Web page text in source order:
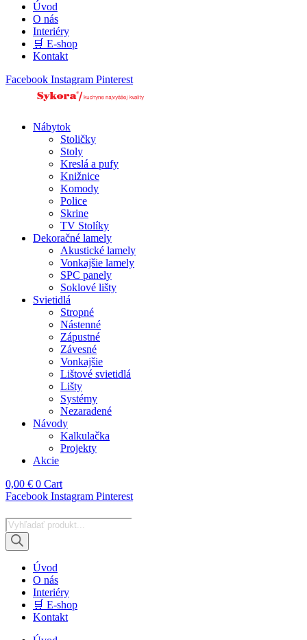
Úvod
O nás
Interiéry
🛒 E-shop
Kontakt
Facebook Instagram Pinterest
Nábytok
Stoličky
Stoly
Kreslá a pufy
Knižnice
Komody
Police
Skrine
TV Stolíky
Dekoračné lamely
Akustické lamely
Vonkajšie lamely
SPC panely
Soklové lišty
Svietidlá
Stropné
Nástenné
Zápustné
Závesné
Vonkajšie
Lištové svietidlá
Lišty
Systémy
Nezaradené
Návody
Kalkulačka
Projekty
Akcie
0,00 € 0 Cart
Facebook Instagram Pinterest
Products
search
Úvod
O nás
Interiéry
🛒 E-shop
Kontakt